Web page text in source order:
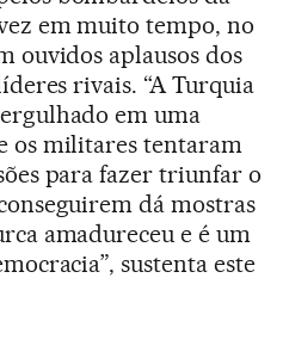
em muito tempo, no
ouvidos aplausos dos
rivais. “A Turquia
em uma
os militares tentaram
para fazer triunfar o
dá mostras
amadureceu e é um
sustenta este